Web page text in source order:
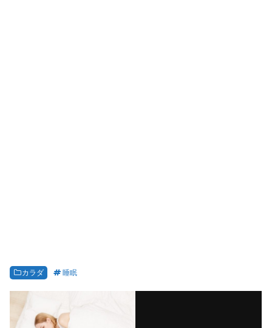
カラダ 睡眠